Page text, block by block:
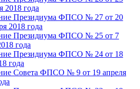
2018 года
Президиума ФПСО № 27 от 20
2018 года
Президиума ФПСО № 25 от 7
года
Президиума ФПСО № 24 от 18
года
Совета ФПСО № 9 от 19 апреля